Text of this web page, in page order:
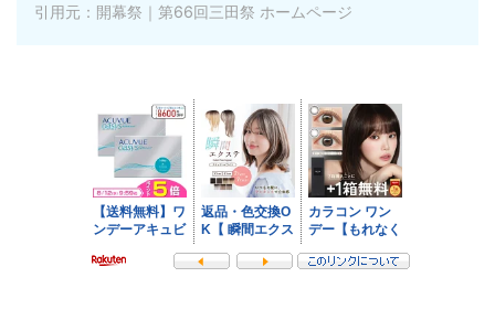
引用元：開幕祭｜第66回三田祭 ホームページ